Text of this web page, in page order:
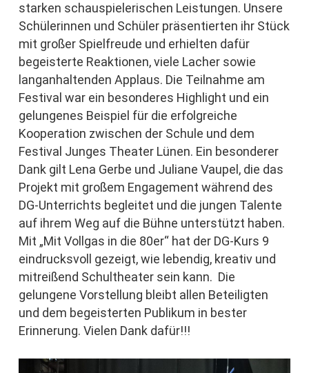
starken schauspielerischen Leistungen. Unsere
Schülerinnen und Schüler präsentierten ihr Stück
mit großer Spielfreude und erhielten dafür
begeisterte Reaktionen, viele Lacher sowie
langanhaltenden Applaus. Die Teilnahme am
Festival war ein besonderes Highlight und ein
gelungenes Beispiel für die erfolgreiche
Kooperation zwischen der Schule und dem
Festival Junges Theater Lünen. Ein besonderer
Dank gilt Lena Gerbe und Juliane Vaupel, die das
Projekt mit großem Engagement während des
DG-Unterrichts begleitet und die jungen Talente
auf ihrem Weg auf die Bühne unterstützt haben.
Mit „Mit Vollgas in die 80er“ hat der DG-Kurs 9
eindrucksvoll gezeigt, wie lebendig, kreativ und
mitreißend Schultheater sein kann. Die
gelungene Vorstellung bleibt allen Beteiligten
und dem begeisterten Publikum in bester
Erinnerung. Vielen Dank dafür!!!